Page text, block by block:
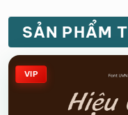
SẢN PHẨM
VIP